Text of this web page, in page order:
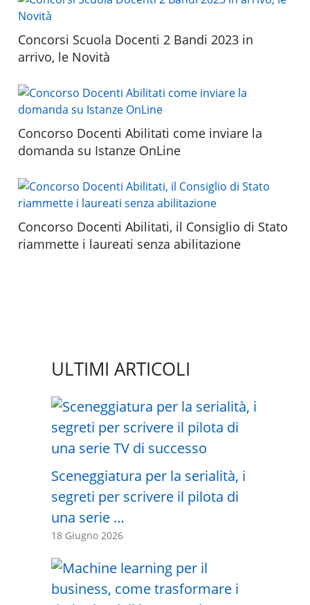
Concorsi Scuola Docenti 2 Bandi 2023 in
arrivo, le Novità
Concorso Docenti Abilitati come inviare la
domanda su Istanze OnLine
Concorso Docenti Abilitati, il Consiglio di Stato
riammette i laureati senza abilitazione
ULTIMI ARTICOLI
Sceneggiatura per la serialità, i
segreti per scrivere il pilota di
una serie …
18 Giugno 2026